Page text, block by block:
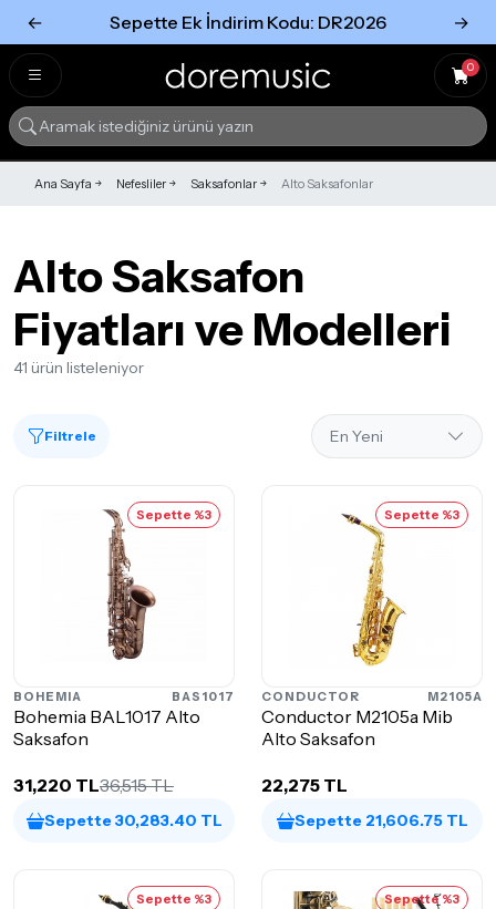
← Sepette Ek İndirim Kodu: DR2026 →
0
Ana Sayfa Nefesliler Saksafonlar Alto Saksafonlar
Alto Saksafon
Fiyatları ve Modelleri
41 ürün listeleniyor
Filtrele
Sepette %3
BOHEMIA BAS1017
Bohemia BAL1017 Alto
Saksafon
31,220 TL36,515 TL
Sepette 30,283.40 TL
Sepette %3
CONDUCTOR M2105A
Conductor M2105a Mib
Alto Saksafon
22,275 TL
Sepette 21,606.75 TL
Sepette %3 Sepette %3
Tümünü Gör
Tümünü gör